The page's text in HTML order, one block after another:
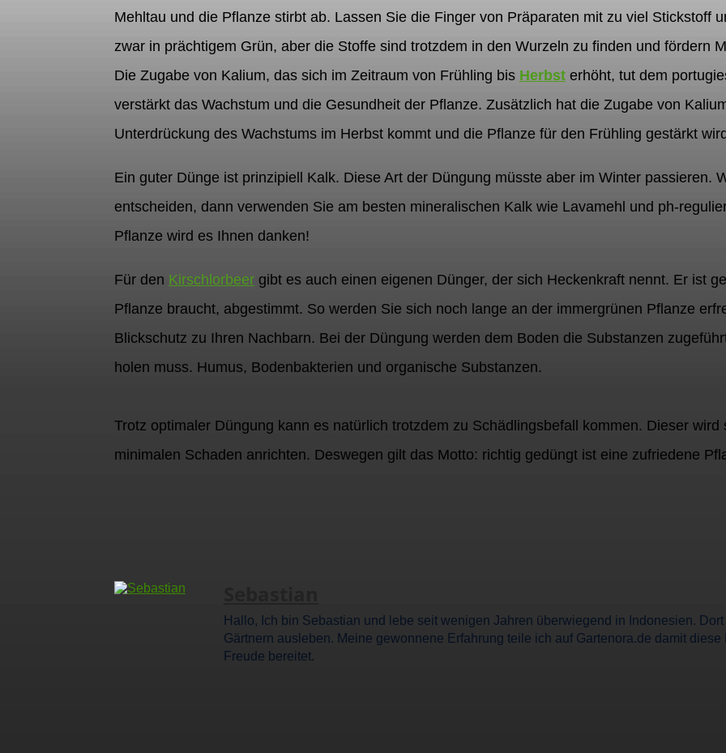
Mehltau und die Pflanze stirbt ab. Lassen Sie die Finger von Präparaten mit zu viel Stickstoff
zwar in prächtigem Grün, aber die Stoffe sind trotzdem in den Wurzeln zu finden und fördern
Die Zugabe von Kalium, das sich im Zeitraum von Frühling bis Herbsterhöht, tut dem
verstärkt das Wachstum und die Gesundheit der Pflanze. Zusätzlich hat die Zugabe von
Unterdrückung des Wachstums im Herbst kommt und die Pflanze für den Frühling gestärkt
Ein guter Dünge ist prinzipiell Kalk. Diese Art der Düngung müsste aber im Winter passieren.
entscheiden, dann verwenden Sie am besten mineralischen Kalk wie Lavamehl und ph-
Pflanze wird es Ihnen danken!
Für den Kirschlorbeergibt es auch einen eigenen Dünger, der sich Heckenkraft nennt. Er ist
Pflanze braucht, abgestimmt. So werden Sie sich noch lange an der immergrünen Pflanze
Blickschutz zu Ihren Nachbarn. Bei der Düngung werden dem Boden die Substanzen
holen muss. Humus, Bodenbakterien und organische Substanzen.
Trotz optimaler Düngung kann es natürlich trotzdem zu Schädlingsbefall kommen. Dieser
minimalen Schaden anrichten. Deswegen gilt das Motto: richtig gedüngt ist eine zufriedene
Hallo, Ich bin Sebastian und lebe seit wenigen Jahren überwiegend in Indonesien.
Gärtnern ausleben. Meine gewonnene Erfahrung teile ich auf Gartenora.de damit
Freude bereitet.